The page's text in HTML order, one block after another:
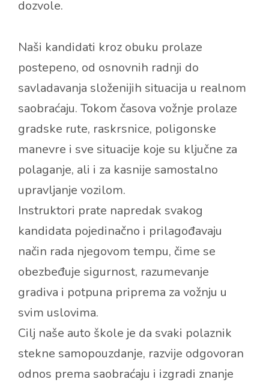
dozvole.
Naši kandidati kroz obuku prolaze
postepeno, od osnovnih radnji do
savladavanja složenijih situacija u realnom
saobraćaju. Tokom časova vožnje prolaze
gradske rute, raskrsnice, poligonske
manevre i sve situacije koje su ključne za
polaganje, ali i za kasnije samostalno
upravljanje vozilom.
Instruktori prate napredak svakog
kandidata pojedinačno i prilagođavaju
način rada njegovom tempu, čime se
obezbeđuje sigurnost, razumevanje
gradiva i potpuna priprema za vožnju u
svim uslovima.
Cilj naše auto škole je da svaki polaznik
stekne samopouzdanje, razvije odgovoran
odnos prema saobraćaju i izgradi znanje